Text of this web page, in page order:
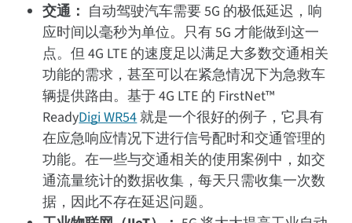
交通： 自动驾驶汽车需要 5G 的极低延迟，响
应时间以毫秒为单位。只有 5G 才能做到这一
点。但 4G LTE 的速度足以满足大多数交通相关
功能的需求，甚至可以在紧急情况下为急救车
辆提供路由。基于 4G LTE 的 FirstNet™
ReadyDigi WR54就是一个很好的例子，它具有
在应急响应情况下进行信号配时和交通管理的
功能。在一些与交通相关的使用案例中，如交
通流量统计的数据收集，每天只需收集一次数
据，因此不存在延迟问题。